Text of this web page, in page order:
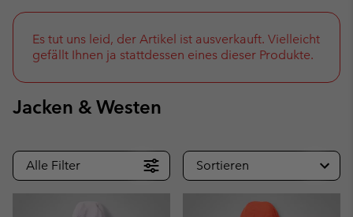
NAV
SKIP
TO
SEARCH
Es tut uns leid, der Artikel ist ausverkauft. Vielleicht
gefällt Ihnen ja stattdessen eines dieser Produkte.
Jacken & Westen
Alle Filter Sortieren